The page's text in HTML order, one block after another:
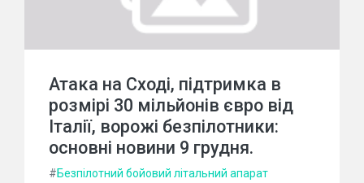
Атака на Сході, підтримка в
розмірі 30 мільйонів євро від
Італії, ворожі безпілотники:
основні новини 9 грудня.
#Безпілотний бойовий літальний апарат